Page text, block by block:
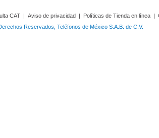
CAT | Aviso de privacidad | Políticas de Tienda en línea |
Reservados, Teléfonos de México S.A.B. de C.V.